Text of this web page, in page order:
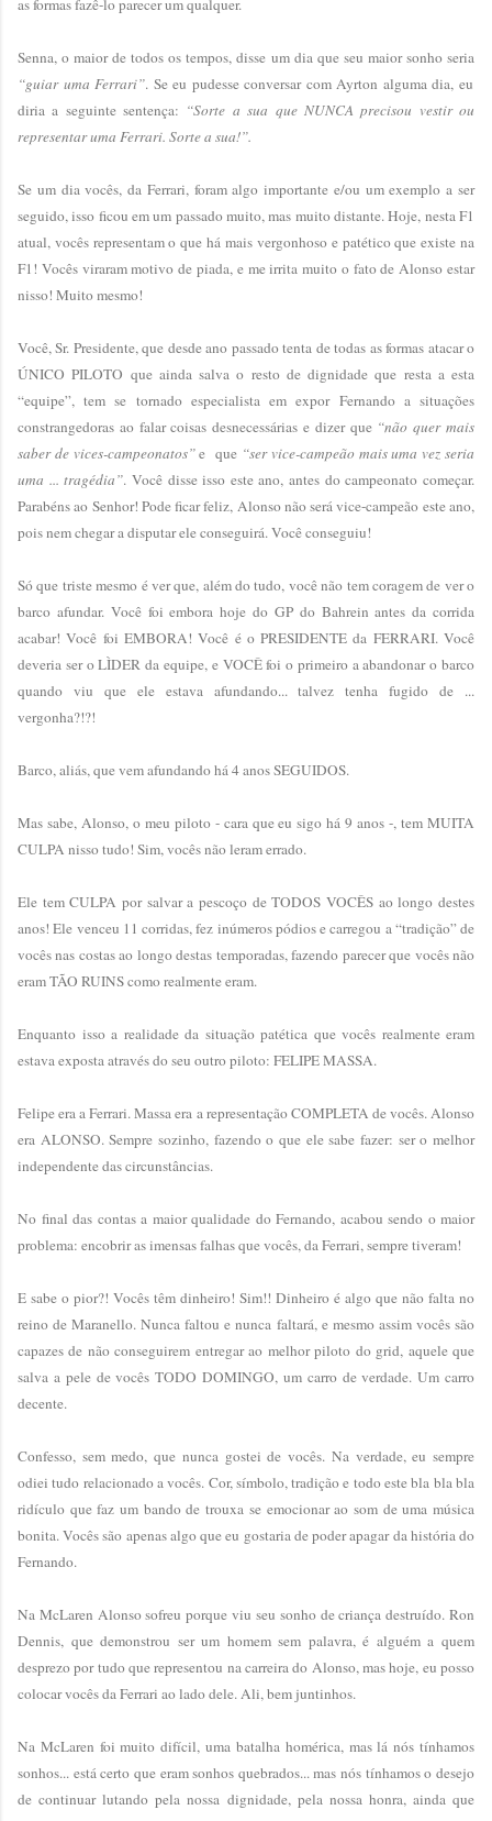
as formas fazê-lo parecer um qualquer.
Senna, o maior de todos os tempos, disse um dia que seu maior sonho seria
“guiar uma Ferrari”. Se eu pudesse conversar com Ayrton alguma dia, eu
diria a seguinte sentença: “Sorte a sua que NUNCA precisou vestir ou
representar uma Ferrari. Sorte a sua!”.
Se um dia vocês, da Ferrari, foram algo importante e/ou um exemplo a ser
seguido, isso ficou em um passado muito, mas muito distante. Hoje, nesta F1
atual, vocês representam o que há mais vergonhoso e patético que existe na
F1! Vocês viraram motivo de piada, e me irrita muito o fato de Alonso estar
nisso! Muito mesmo!
Você, Sr. Presidente, que desde ano passado tenta de todas as formas atacar o
ÚNICO PILOTO que ainda salva o resto de dignidade que resta a esta
“equipe”, tem se tornado especialista em expor Fernando a situações
constrangedoras ao falar coisas desnecessárias e dizer que “não quer mais
saber de vices-campeonatos”e que “ser vice-campeão mais uma vez seria
uma ... tragédia”. Você disse isso este ano, antes do campeonato começar.
Parabéns ao Senhor! Pode ficar feliz, Alonso não será vice-campeão este ano,
pois nem chegar a disputar ele conseguirá. Você conseguiu!
Só que triste mesmo é ver que, além do tudo, você não tem coragem de ver o
barco afundar. Você foi embora hoje do GP do Bahrein antes da corrida
acabar! Você foi EMBORA! Você é o PRESIDENTE da FERRARI. Você
deveria ser o LÌDER da equipe, e VOCÊ foi o primeiro a abandonar o barco
quando viu que ele estava afundando... talvez tenha fugido de ...
vergonha?!?!
Barco, aliás, que vem afundando há 4 anos SEGUIDOS.
Mas sabe, Alonso, o meu piloto - cara que eu sigo há 9 anos -, tem MUITA
CULPA nisso tudo! Sim, vocês não leram errado.
Ele tem CULPA por salvar a pescoço de TODOS VOCÊS ao longo destes
anos! Ele venceu 11 corridas, fez inúmeros pódios e carregou a “tradição” de
vocês nas costas ao longo destas temporadas, fazendo parecer que vocês não
eram TÃO RUINS como realmente eram.
Enquanto isso a realidade da situação patética que vocês realmente eram
estava exposta através do seu outro piloto: FELIPE MASSA.
Felipe era a Ferrari. Massa era a representação COMPLETA de vocês. Alonso
era ALONSO. Sempre sozinho, fazendo o que ele sabe fazer: ser o melhor
independente das circunstâncias.
No final das contas a maior qualidade do Fernando, acabou sendo o maior
problema: encobrir as imensas falhas que vocês, da Ferrari, sempre tiveram!
E sabe o pior?! Vocês têm dinheiro! Sim!! Dinheiro é algo que não falta no
reino de Maranello. Nunca faltou e nunca faltará, e mesmo assim vocês são
capazes de não conseguirem entregar ao melhor piloto do grid, aquele que
salva a pele de vocês TODO DOMINGO, um carro de verdade. Um carro
decente.
Confesso, sem medo, que nunca gostei de vocês. Na verdade, eu sempre
odiei tudo relacionado a vocês. Cor, símbolo, tradição e todo este bla bla bla
ridículo que faz um bando de trouxa se emocionar ao som de uma música
bonita. Vocês são apenas algo que eu gostaria de poder apagar da história do
Fernando.
Na McLaren Alonso sofreu porque viu seu sonho de criança destruído. Ron
Dennis, que demonstrou ser um homem sem palavra, é alguém a quem
desprezo por tudo que representou na carreira do Alonso, mas hoje, eu posso
colocar vocês da Ferrari ao lado dele. Ali, bem juntinhos.
Na McLaren foi muito difícil, uma batalha homérica, mas lá nós tínhamos
sonhos... está certo que eram sonhos quebrados... mas nós tínhamos o desejo
de continuar lutando pela nossa dignidade, pela nossa honra, ainda que